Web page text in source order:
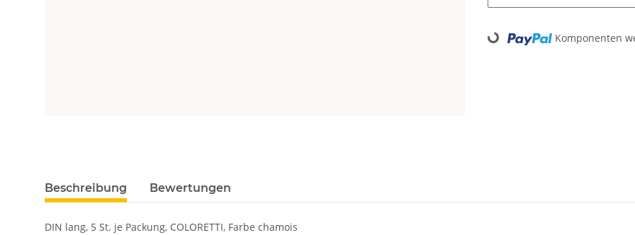
Loading... Komponenten
Beschreibung Bewertungen
DIN lang, 5 St. je Packung, COLORETTI, Farbe chamois